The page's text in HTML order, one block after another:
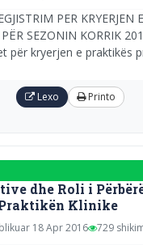
PER KRYERJEN
SEZONIN KORRIK
për kryerjen e praktikës
Lexo Printo
dhe Roli i
Klinike
18 Apr 2016 729